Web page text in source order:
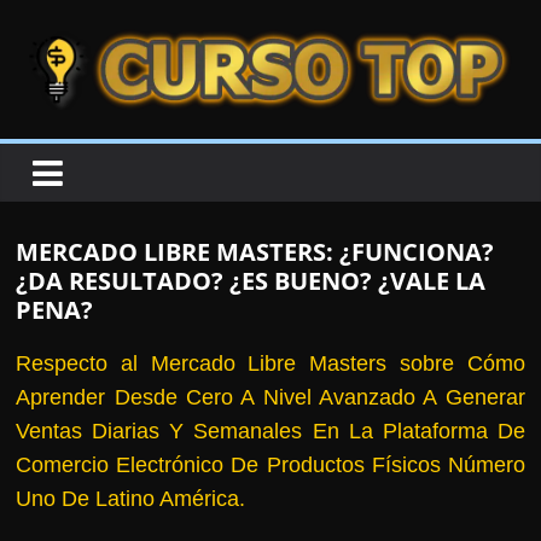
CURSOTOP
s
e
l
o
r
e
s
C
MERCADO LIBRE MASTERS: ¿FUNCIONA?
¿DA RESULTADO? ¿ES BUENO? ¿VALE LA
PENA?
Respecto al Mercado Libre Masters sobre Cómo
Aprender Desde Cero A Nivel Avanzado A Generar
Ventas Diarias Y Semanales En La Plataforma De
Comercio Electrónico De Productos Físicos Número
Uno De Latino América.